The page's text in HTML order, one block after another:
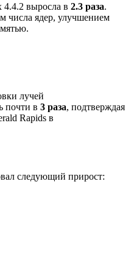
4.4.2 выросла в 2.3 раза.
числа ядер, улучшением
лучей
почти в 3 раза, подтверждая
Rapids в
следующий прирост: